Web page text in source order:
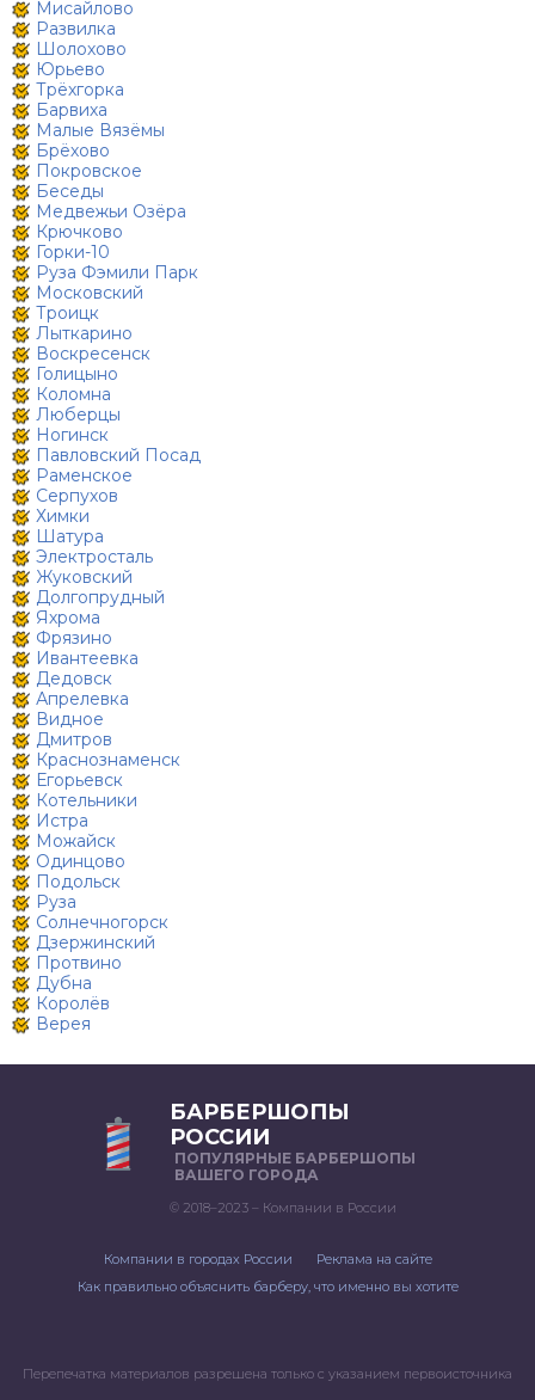
Мисайлово
Развилка
Шолохово
Юрьево
Трёхгорка
Барвиха
Малые Вязёмы
Брёхово
Покровское
Беседы
Медвежьи Озёра
Крючково
Горки-10
Руза Фэмили Парк
Московский
Троицк
Лыткарино
Воскресенск
Голицыно
Коломна
Люберцы
Ногинск
Павловский Посад
Раменское
Серпухов
Химки
Шатура
Электросталь
Жуковский
Долгопрудный
Яхрома
Фрязино
Ивантеевка
Дедовск
Апрелевка
Видное
Дмитров
Краснознаменск
Егорьевск
Котельники
Истра
Можайск
Одинцово
Подольск
Руза
Солнечногорск
Дзержинский
Протвино
Дубна
Королёв
Верея
БАРБЕРШОПЫ
РОССИИ
ПОПУЛЯРНЫЕ БАРБЕРШОПЫ
ВАШЕГО ГОРОДА
© 2018–2023 – Компании в России
Компании в городах России
Реклама на сайте
Как правильно объяснить барберу, что именно вы хотите
Перепечатка материалов разрешена только с указанием первоисточника